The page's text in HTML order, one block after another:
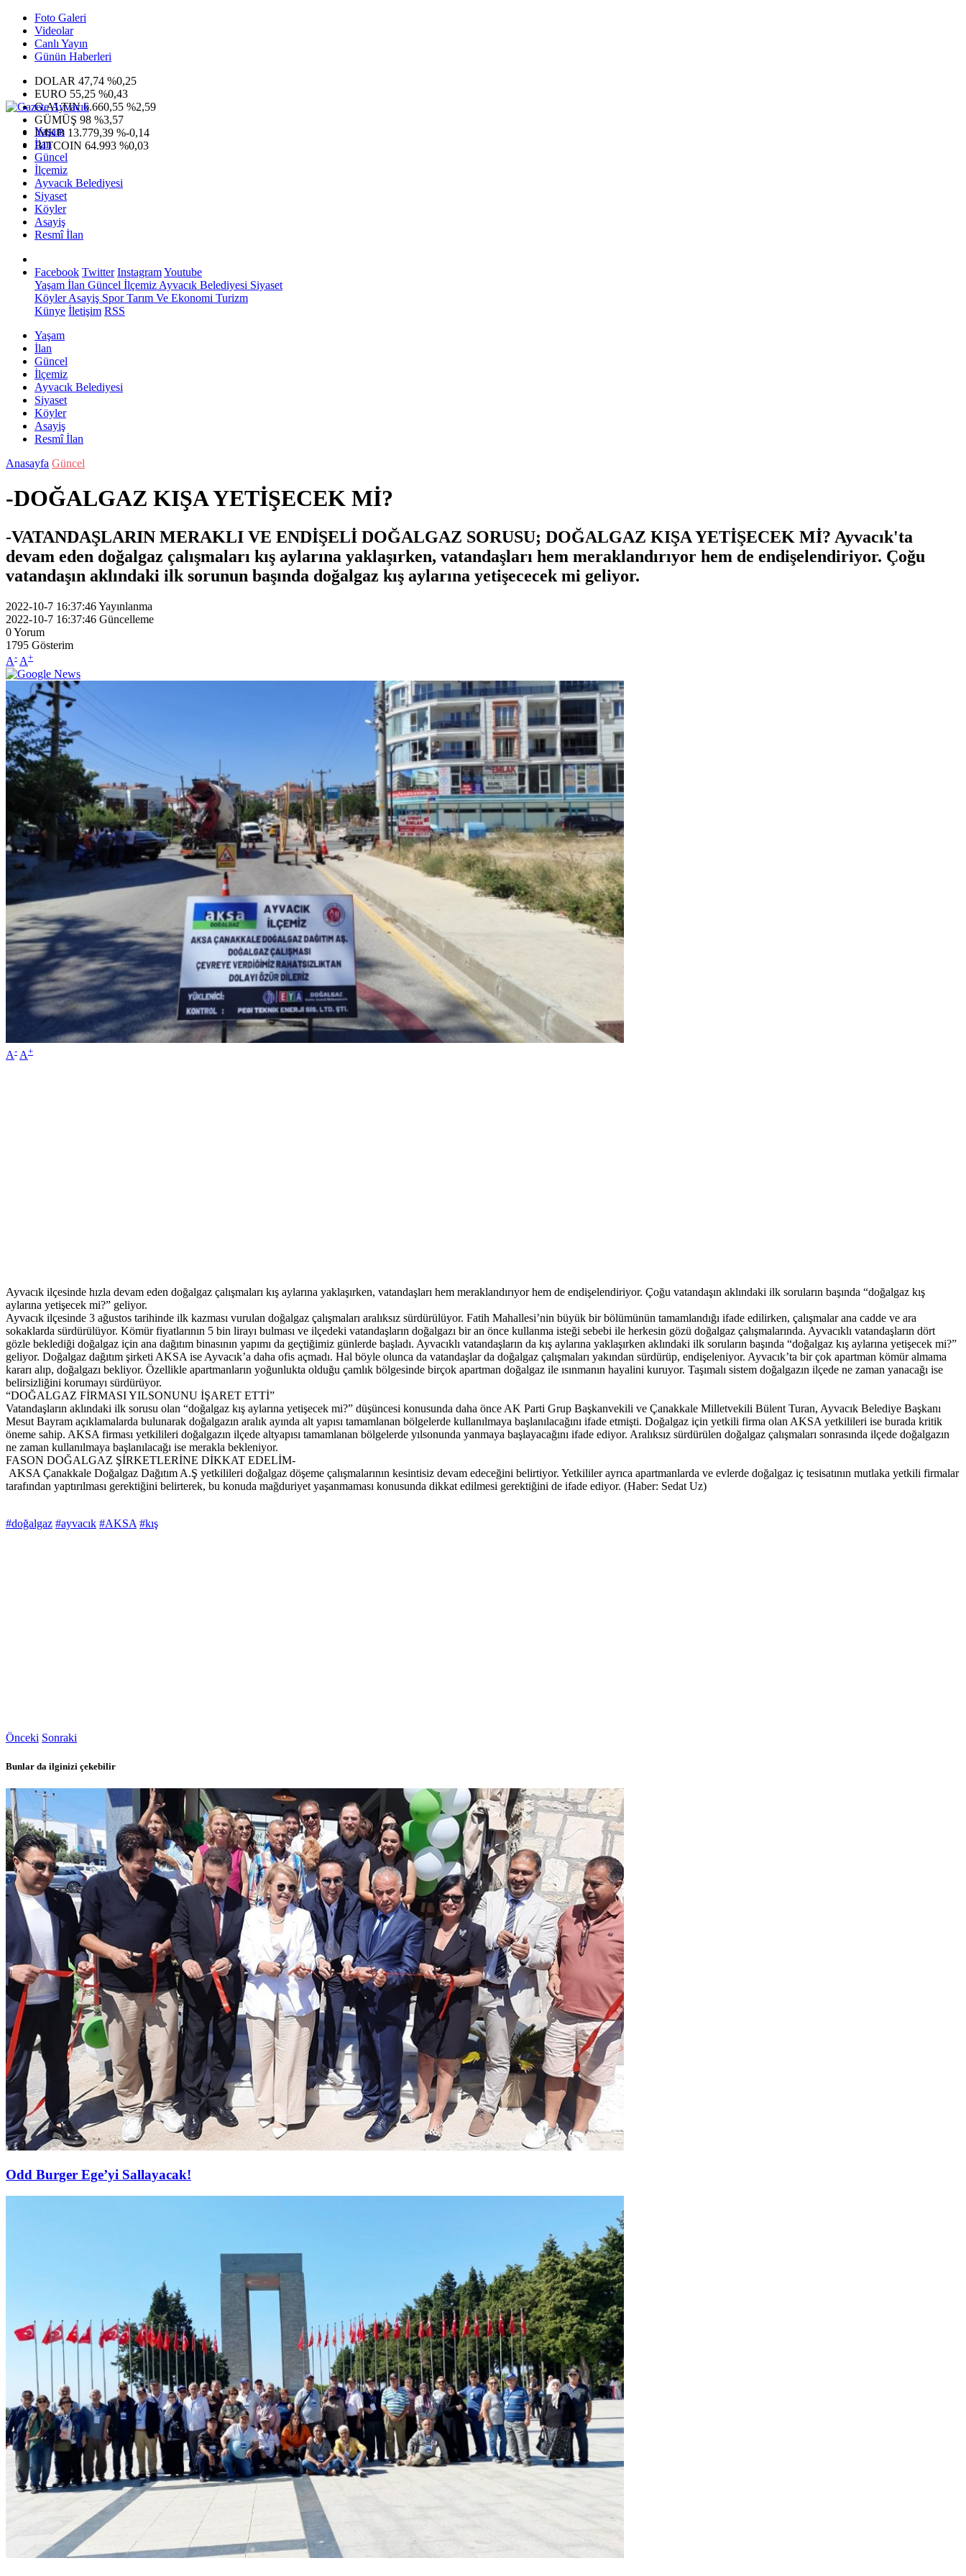
Foto Galeri
Videolar
Canlı Yayın
Günün Haberleri
DOLAR 47,74 %0,25
EURO 55,25 %0,43
G.ALTIN6.660,55 %2,59
GÜMÜŞ 98 %3,57
IMKB 13.779,39 %-0,14
BITCOIN 64.993 %0,03
Yaşam
İlan
Güncel
İlçemiz
Ayvacık Belediyesi
Siyaset
Köyler
Asayiş
Resmî İlan
Facebook Twitter InstagramYoutube
Yaşam İlan Güncel İlçemiz Ayvacık Belediyesi Siyaset
KöylerAsayiş SporTarım Ve Ekonomi Turizm
Künye İletişim RSS
Yaşam
İlan
Güncel
İlçemiz
Ayvacık Belediyesi
Siyaset
Köyler
Asayiş
Resmî İlan
Anasayfa Güncel
-DOĞALGAZ KIŞA YETİŞECEK Mİ?
-VATANDAŞLARIN MERAKLI VE ENDİŞELİ DOĞALGAZ SORUSU; DOĞALGAZ KIŞA YETİŞECEK Mİ? Ayvacık'ta
devam eden doğalgaz çalışmaları kış aylarına yaklaşırken, vatandaşları hem meraklandırıyor hem de endişelendiriyor. Çoğu
vatandaşın aklındaki ilk sorunun başında doğalgaz kış aylarına yetişececek mi geliyor.
2022-10-7 16:37:46Yayınlanma
2022-10-7 16:37:46 Güncelleme
0Yorum
1795 Gösterim
A- A+
A- A+
Ayvacık ilçesinde hızla devam eden doğalgaz çalışmaları kış aylarına yaklaşırken, vatandaşları hem meraklandırıyor hem de endişelendiriyor. Çoğu vatandaşın aklındaki ilk soruların başında “doğalgaz kış
aylarına yetişecek mi?” geliyor.
Ayvacık ilçesinde 3 ağustos tarihinde ilk kazması vurulan doğalgaz çalışmaları aralıksız sürdürülüyor. Fatih Mahallesi’nin büyük bir bölümünün tamamlandığı ifade edilirken, çalışmalar ana cadde ve ara
sokaklarda sürdürülüyor. Kömür fiyatlarının 5 bin lirayı bulması ve ilçedeki vatandaşların doğalgazı bir an önce kullanma isteği sebebi ile herkesin gözü doğalgaz çalışmalarında. Ayvacıklı vatandaşların dört
gözle beklediği doğalgaz için ana dağıtım binasının yapımı da geçtiğimiz günlerde başladı. Ayvacıklı vatandaşların da kış aylarına yaklaşırken aklındaki ilk soruların başında “doğalgaz kış aylarına yetişecek mi?”
geliyor. Doğalgaz dağıtım şirketi AKSA ise Ayvacık’a daha ofis açmadı. Hal böyle olunca da vatandaşlar da doğalgaz çalışmaları yakından sürdürüp, endişeleniyor. Ayvacık’ta bir çok apartman kömür almama
kararı alıp, doğalgazı bekliyor. Özellikle apartmanların yoğunlukta olduğu çamlık bölgesinde birçok apartman doğalgaz ile ısınmanın hayalini kuruyor. Taşımalı sistem doğalgazın ilçede ne zaman yanacağı ise
belirsizliğini korumayı sürdürüyor.
“DOĞALGAZ FİRMASI YILSONUNU İŞARET ETTİ”
Vatandaşların aklındaki ilk sorusu olan “doğalgaz kış aylarına yetişecek mi?” düşüncesi konusunda daha önce AK Parti Grup Başkanvekili ve Çanakkale Milletvekili Bülent Turan, Ayvacık Belediye Başkanı
Mesut Bayram açıklamalarda bulunarak doğalgazın aralık ayında alt yapısı tamamlanan bölgelerde kullanılmaya başlanılacağını ifade etmişti. Doğalgaz için yetkili firma olan AKSA yetkilileri ise burada kritik
öneme sahip. AKSA firması yetkilileri doğalgazın ilçede altyapısı tamamlanan bölgelerde yılsonunda yanmaya başlayacağını ifade ediyor. Aralıksız sürdürülen doğalgaz çalışmaları sonrasında ilçede doğalgazın
ne zaman kullanılmaya başlanılacağı ise merakla bekleniyor.
FASON DOĞALGAZ ŞİRKETLERİNE DİKKAT EDELİM-
AKSA Çanakkale Doğalgaz Dağıtım A.Ş yetkilileri doğalgaz döşeme çalışmalarının kesintisiz devam edeceğini belirtiyor. Yetkililer ayrıca apartmanlarda ve evlerde doğalgaz iç tesisatının mutlaka yetkili firmalar
tarafından yaptırılması gerektiğini belirterek, bu konuda mağduriyet yaşanmaması konusunda dikkat edilmesi gerektiğini de ifade ediyor. (Haber: Sedat Uz)
#doğalgaz #ayvacık #AKSA #kış
Önceki Sonraki
Bunlar da ilginizi çekebilir
Odd Burger Ege’yi Sallayacak!